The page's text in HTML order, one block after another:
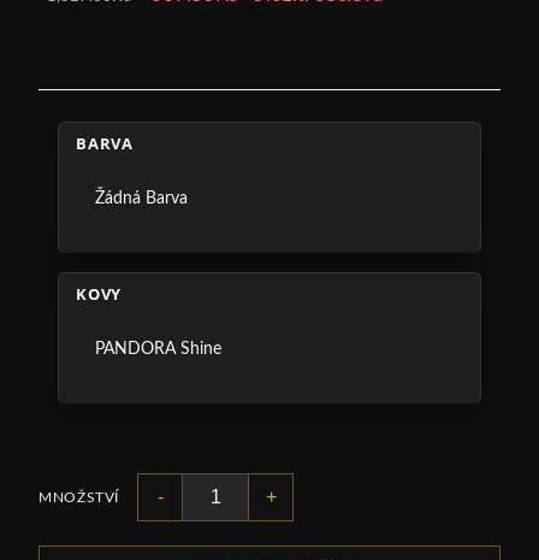
BARVA
Žádná Barva
KOVY
PANDORA Shine
MNOŽSTVÍ - +